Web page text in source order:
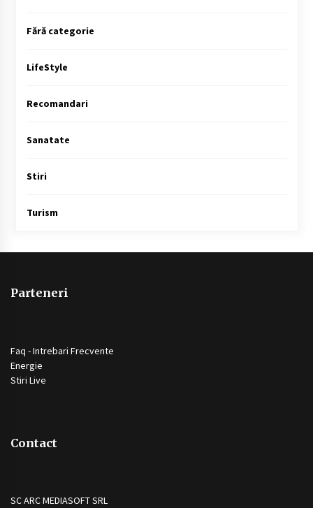
Fără categorie
LifeStyle
Recomandari
Sanatate
Stiri
Turism
Parteneri
Faq - Intrebari Frecvente
Energie
Stiri Live
Contact
SC ARC MEDIASOFT SRL